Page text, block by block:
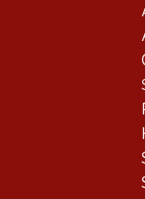
Listel Grain de